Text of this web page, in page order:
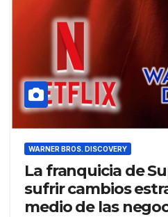
WARNER BROS. DISCOVERY
La franquicia de
sufrir cambios
medio de las